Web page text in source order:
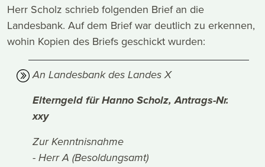
Herr Scholz schrieb folgenden Brief an die
Landesbank. Auf dem Brief war deutlich zu erkennen,
wohin Kopien des Briefs geschickt wurden:
An Landesbank des Landes X
Elterngeld für Hanno Scholz, Antrags-Nr.
xxy
Zur Kenntnisnahme
- Herr A (Besoldungsamt)